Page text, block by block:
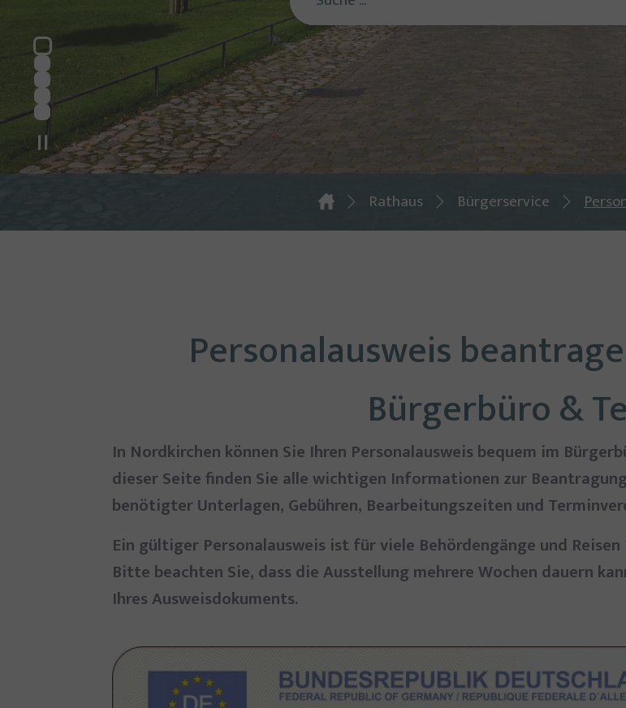
Rathaus Bürgerservice
Personalausweis
Bürgerbüro &
In Nordkirchen können Sie Ihren Personalausweis bequem im
dieser Seite finden Sie alle wichtigen Informationen zur
benötigter Unterlagen, Gebühren, Bearbeitungszeiten und
Ein gültiger Personalausweis ist für viele Behördengänge und
Bitte beachten Sie, dass die Ausstellung mehrere Wochen dauern
Ihres Ausweisdokuments.
Show larger version for: